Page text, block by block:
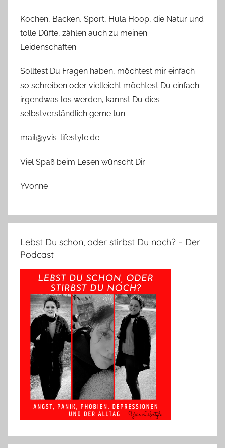
Kochen, Backen, Sport, Hula Hoop, die Natur und
tolle Düfte, zählen auch zu meinen
Leidenschaften.
Solltest Du Fragen haben, möchtest mir einfach
so schreiben oder vielleicht möchtest Du einfach
irgendwas los werden, kannst Du dies
selbstverständlich gerne tun.
mail@yvis-lifestyle.de
Viel Spaß beim Lesen wünscht Dir
Yvonne
Lebst Du schon, oder stirbst Du noch? – Der
Podcast